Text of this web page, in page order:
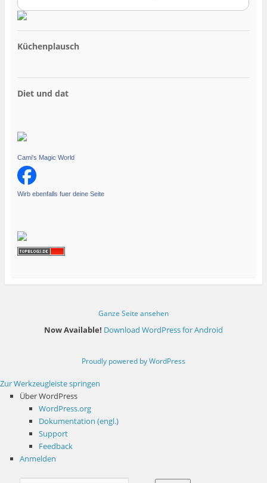
Küchenplausch
Diet und dat
Cami's Magic World
Wirb ebenfalls fuer deine Seite
Ganze Seite ansehen
Now Available! Download WordPress for Android
Proudly powered by WordPress
Zur Werkzeugleiste springen
Über WordPress
WordPress.org
Dokumentation (engl.)
Support
Feedback
Anmelden